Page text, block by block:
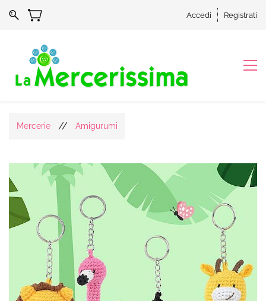
Accedi Registrati
Mercerie // Amigurumi